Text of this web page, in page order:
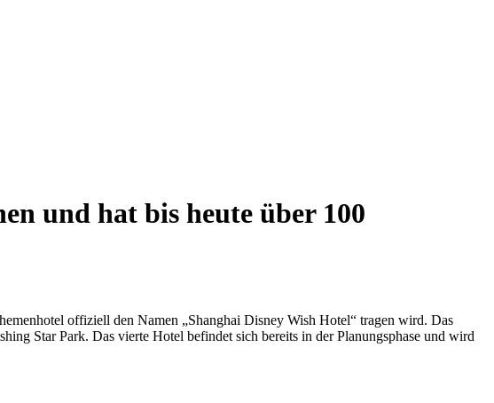
und hat bis heute über 100
offiziell den Namen „Shanghai Disney Wish Hotel“ tragen wird. Das
Star Park. Das vierte Hotel befindet sich bereits in der Planungsphase und wird